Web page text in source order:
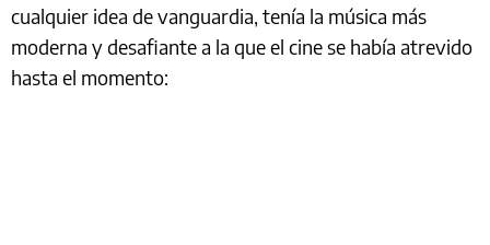
cualquier idea de vanguardia, tenía la música más
moderna y desafiante a la que el cine se había atrevido
hasta el momento: